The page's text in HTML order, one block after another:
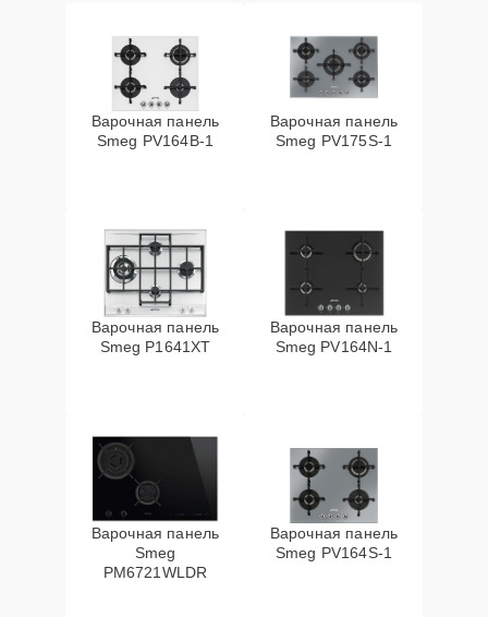
Варочная панель
Smeg PV164B-1
Варочная панель
Smeg PV175S-1
Варочная панель
Smeg P1641XT
Варочная панель
Smeg PV164N-1
Варочная панель
Smeg
PM6721WLDR
Варочная панель
Smeg PV164S-1